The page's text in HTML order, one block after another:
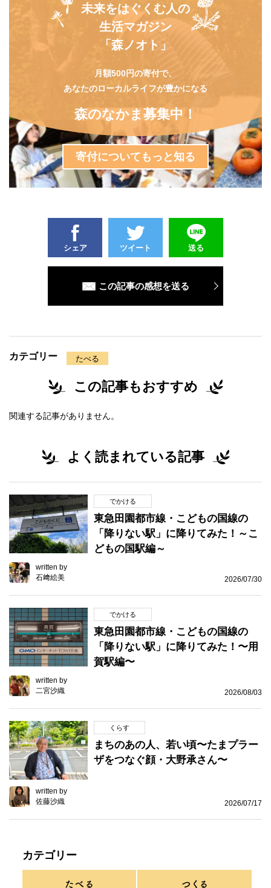
未来をはぐくむ人の
生活マガジン
「森ノオト」
月額500円の寄付で、
あなたのローカルライフが豊かになる
森のなかま募集中！
寄付についてもっと知る
シェア ツイート 送る
この記事の感想を送る
カテゴリー たべる
この記事もおすすめ
関連する記事がありません。
よく読まれている記事
でかける
東急田園都市線・こどもの国線の
「降りない駅」に降りてみた！～こ
どもの国駅編～
written by
石﨑絵美
2026/07/30
でかける
東急田園都市線・こどもの国線の
「降りない駅」に降りてみた！〜用
賀駅編〜
written by
二宮沙織
2026/08/03
くらす
まちのあの人、若い頃〜たまプラー
ザをつなぐ顔・大野承さん〜
written by
佐藤沙織
2026/07/17
カテゴリー